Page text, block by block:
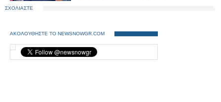
ΣΧΟΛΙΑΣΤΕ
ΑΚΟΛΟΥΘΗΣΤΕ ΤΟ NEWSNOWGR.COM